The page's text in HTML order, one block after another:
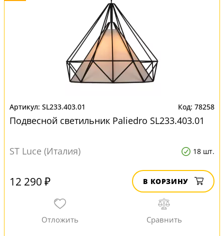
SL233.403.01 78258
Подвесной светильник Paliedro SL233.403.01
ST Luce (Италия) 18 шт.
12 290 ₽ В КОРЗИНУ